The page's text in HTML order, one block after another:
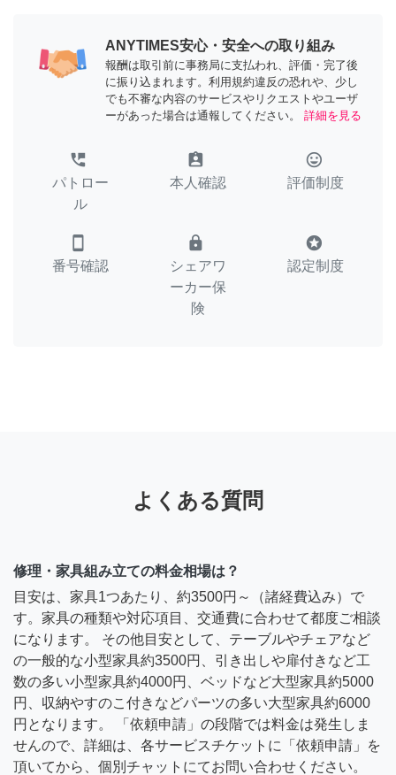
ANYTIMES安心・安全への取り組み
報酬は取引前に事務局に支払われ、評価・完了後
に振り込まれます。利用規約違反の恐れや、少し
でも不審な内容のサービスやリクエストやユーザ
ーがあった場合は通報してください。
詳細を見る
perm_phone_msg
パトロー
ル
assignment_ind
本人確認
tag_faces
評価制度
smartphone
番号確認
lock
シェアワ
ーカー保
険
stars
認定制度
よくある質問
修理・家具組み立ての料金相場は？
目安は、家具1つあたり、約3500円～（諸経費込み）で
す。家具の種類や対応項目、交通費に合わせて都度ご相談
になります。 その他目安として、テーブルやチェアなど
の一般的な小型家具約3500円、引き出しや扉付きなど工
数の多い小型家具約4000円、ベッドなど大型家具約5000
円、収納やすのこ付きなどパーツの多い大型家具約6000
円となります。 「依頼申請」の段階では料金は発生しま
せんので、詳細は、各サービスチケットに「依頼申請」を
頂いてから、個別チャットにてお問い合わせください。